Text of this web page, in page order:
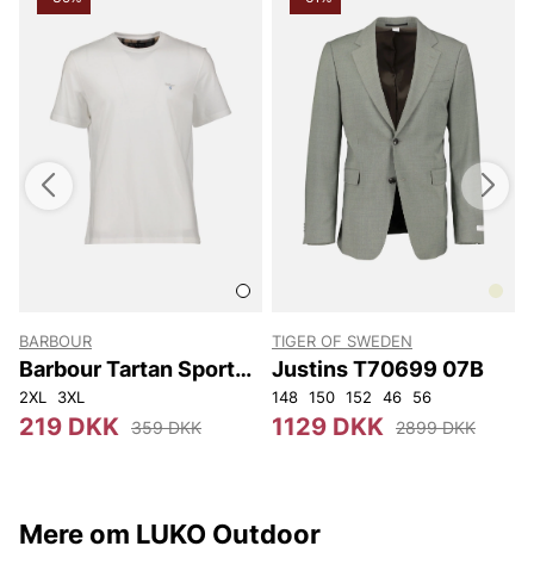
BARBOUR
Barbour Tartan Sports
T-shirt
2XL 3XL
219 DKK 359 DKK
TIGER OF SWEDEN
Justins T70699 07B
148 150 152 46 56
1129 DKK 2899 DKK
Mere om LUKO Outdoor